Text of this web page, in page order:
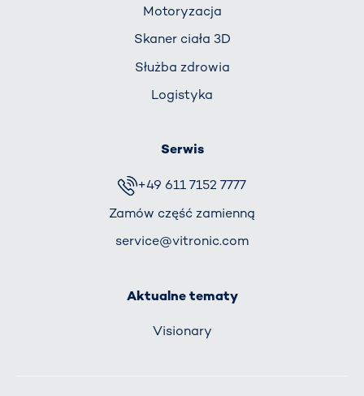
Motoryzacja
Skaner ciała 3D
Służba zdrowia
Logistyka
Serwis
+49 611 7152 7777
Zamów część zamienną
service@vitronic.com
Aktualne tematy
Visionary